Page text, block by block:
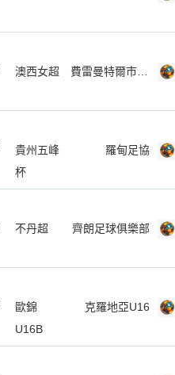
澳西女超
貴州五峰
杯
羅甸足協
不丹超 齊朗足球俱樂部
歐錦
U16B
克羅地亞U16